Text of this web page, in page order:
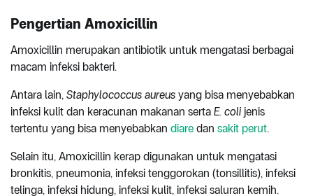
Pengertian Amoxicillin
Amoxicillin merupakan antibiotik untuk mengatasi berbagai
macam infeksi bakteri.
Antara lain, Staphylococcus aureus yang bisa menyebabkan
infeksi kulit dan keracunan makanan serta E. coli jenis
tertentu yang bisa menyebabkan diare dan sakit perut.
Selain itu, Amoxicillin kerap digunakan untuk mengatasi
bronkitis, pneumonia, infeksi tenggorokan (tonsillitis), infeksi
telinga, infeksi hidung, infeksi kulit, infeksi saluran kemih.